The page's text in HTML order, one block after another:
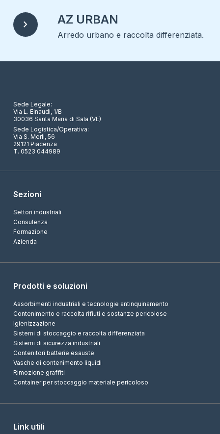
chevron_right AZ URBAN
Arredo urbano e raccolta differenziata.
Sede Legale:
Via L. Einaudi, 1/B
30036 Santa Maria di Sala (VE)
Sede Logistica/Operativa:
Via S. Merli, 56
29121 Piacenza
T. 0523 044989
Sezioni
Settori industriali
Consulenza
Formazione
Azienda
Prodotti e soluzioni
Assorbimenti industriali e tecnologie antinquinamento
Contenimento e raccolta rifiuti e sostanze pericolose
Igienizzazione
Sistemi di stoccaggio e raccolta differenziata
Sistemi di sicurezza industriali
Contenitori batterie esauste
Vasche di contenimento liquidi
Rimozione graffiti
Container per stoccaggio materiale pericoloso
Link utili